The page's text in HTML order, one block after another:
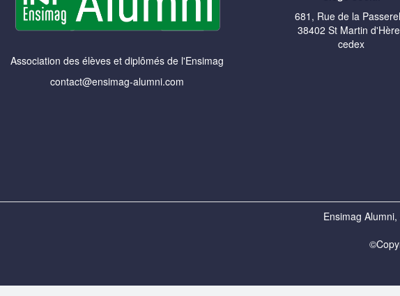
Association des élèves et diplômés de l'Ensimag
contact@ensimag-alumni.com
681, Rue de la
38402 St Martin
cedex
Ensimag